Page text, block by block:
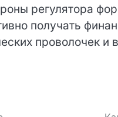
устойчивости
а гарантом
средств
регулятора